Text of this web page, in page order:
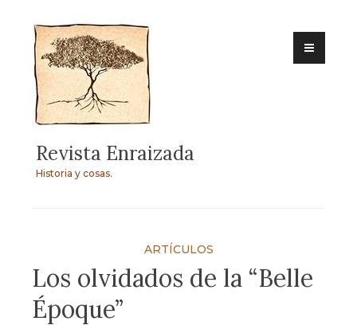
Skip
content
Revista Enraizada
Historia y cosas.
ARTÍCULOS
Los olvidados de la “Belle
Époque”